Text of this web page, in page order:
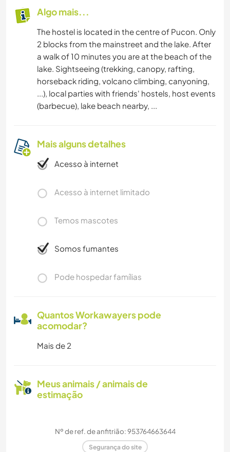
Algo mais...
The hostel is located in the centre of Pucon. Only
2 blocks from the mainstreet and the lake. After
a walk of 10 minutes you are at the beach of the
lake. Sightseeing (trekking, canopy, rafting,
horseback riding, volcano climbing, canyoning,
...), local parties with friends' hostels, host events
(barbecue), lake beach nearby, ...
Mais alguns detalhes
Acesso à internet
Acesso à internet limitado
Temos mascotes
Somos fumantes
Pode hospedar famílias
Quantos Workawayers pode
acomodar?
Mais de 2
Meus animais / animais de
estimação
Nº de ref. de anfitrião: 953764663644
Segurança do site